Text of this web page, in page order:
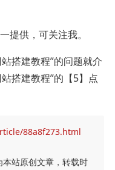
提供，可关注我。
搭建教程”的问题就介
搭建教程”的【5】点
88a8f273.html
站原创文章，转载时